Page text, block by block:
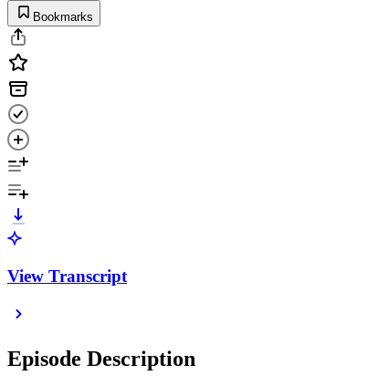
Bookmarks
View Transcript
Episode Description